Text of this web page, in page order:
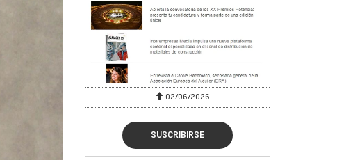
02/06/2026
SUSCRIBIRSE